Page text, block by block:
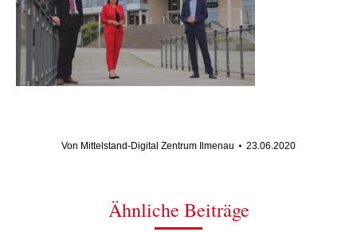
Von Mittelstand-Digital Zentrum Ilmenau 23.06.2020
Ähnliche Beiträge